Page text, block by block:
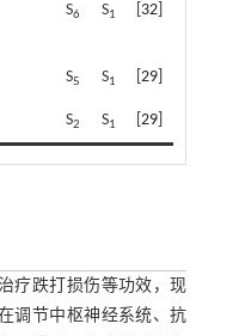
S6 S1 32
S5 S1 [29
S2 S1 [29
疗跌打损伤等功效，现
调节中枢神经系统、抗